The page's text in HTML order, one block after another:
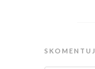
SKOMENTUJ